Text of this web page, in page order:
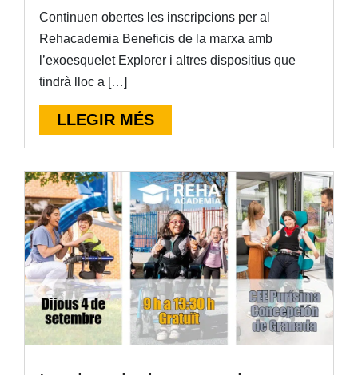
Continuen obertes les inscripcions per al
Rehacademia Beneficis de la marxa amb
l’exoesquelet Explorer i altres dispositius que
tindrà lloc a […]
LLEGIR MÉS